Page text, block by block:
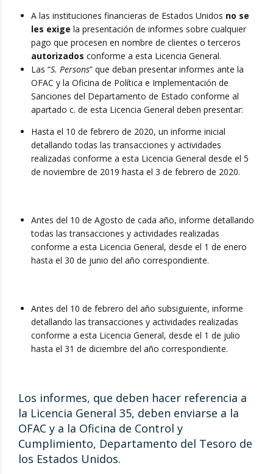
A las instituciones financieras de Estados Unidos no se
les exige la presentación de informes sobre cualquier
pago que procesen en nombre de clientes o terceros
autorizados conforme a esta Licencia General.
Las “S. Persons” que deban presentar informes ante la
OFAC y la Oficina de Política e Implementación de
Sanciones del Departamento de Estado conforme al
apartado c. de esta Licencia General deben presentar:
Hasta el 10 de febrero de 2020, un informe inicial
detallando todas las transacciones y actividades
realizadas conforme a esta Licencia General desde el 5
de noviembre de 2019 hasta el 3 de febrero de 2020.
Antes del 10 de Agosto de cada año, informe detallando
todas las transacciones y actividades realizadas
conforme a esta Licencia General, desde el 1 de enero
hasta el 30 de junio del año correspondiente.
Antes del 10 de febrero del año subsiguiente, informe
detallando las transacciones y actividades realizadas
conforme a esta Licencia General, desde el 1 de julio
hasta el 31 de diciembre del año correspondiente.
Los informes, que deben hacer referencia a
la Licencia General 35, deben enviarse a la
OFAC y a la Oficina de Control y
Cumplimiento, Departamento del Tesoro de
los Estados Unidos.